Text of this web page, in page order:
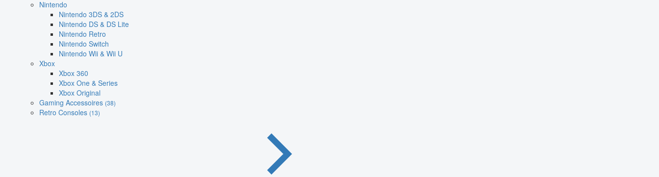
Nintendo
Nintendo 3DS & 2DS
Nintendo DS & DS Lite
Nintendo Retro
Nintendo Switch
Nintendo Wii & Wii U
Xbox
Xbox 360
Xbox One & Series
Xbox Original
Gaming Accessoires (38)
Retro Consoles (13)